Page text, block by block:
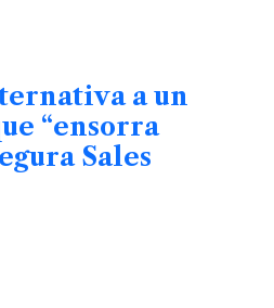
a un
“ensorra
Sales